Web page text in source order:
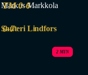
TM 0-6
Markus Markkola
0-7
Santeri Lindfors
2 MIN